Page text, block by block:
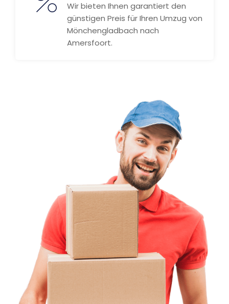
Wir bieten Ihnen garantiert den
günstigen Preis für Ihren Umzug von
Mönchengladbach nach
Amersfoort.